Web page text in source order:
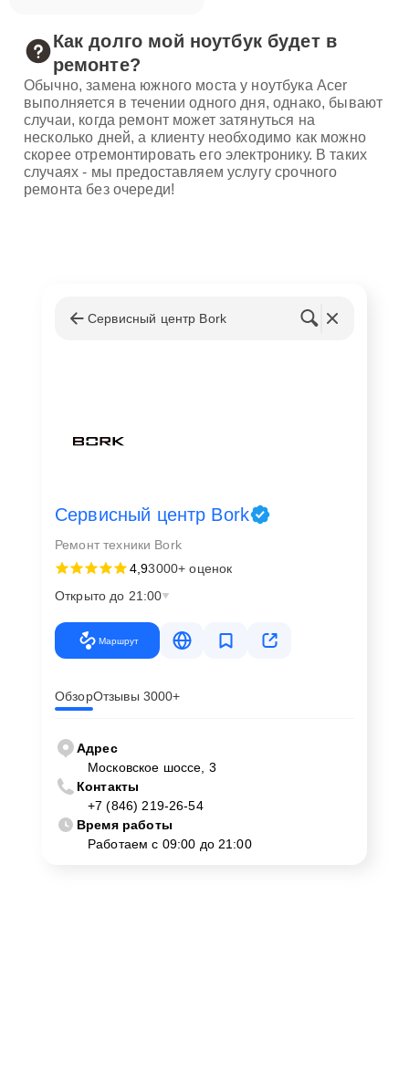
Как долго мой ноутбук будет в
ремонте?
Обычно, замена южного моста у ноутбука Acer
выполняется в течении одного дня, однако, бывают
случаи, когда ремонт может затянуться на
несколько дней, а клиенту необходимо как можно
скорее отремонтировать его электронику. В таких
случаях - мы предоставляем услугу срочного
ремонта без очереди!
Сервисный центр Bork
Сервисный центр Bork
Ремонт техники Bork
4,93000+ оценок
Открыто до 21:00
Маршрут
ОбзорОтзывы 3000+
Адрес
Московское шоссе, 3
Контакты
+7 (846) 219-26-54
Время работы
Работаем с 09:00 до 21:00